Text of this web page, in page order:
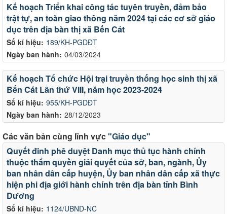
Số kí hiệu: 189/KH-PGDĐT
Ngày ban hành: 04/03/2024
Kế hoạch Triển khai công tác tuyên truyền, đảm bảo
trật tự, an toàn giao thông năm 2024 tại các cơ sở giáo
dục trên địa bàn thị xã Bến Cát
Số kí hiệu: 955/KH-PGDĐT
Ngày ban hành: 28/12/2023
Kế hoạch Tổ chức Hội trại truyền thống học sinh thị xã
Bến Cát Lần thứ VIII, năm học 2023-2024
Các văn bản cùng lĩnh vực"Giáo dục"
Số kí hiệu: 1124/UBND-NC
Quyết đinh phê duyệt Danh mục thủ tục hành chính
thuộc thẩm quyền giải quyết của sở, ban, ngành, Ủy
ban nhân dân cấp huyện, Ủy ban nhân dân cấp xã thực
hiện phi địa giới hành chính trên địa bàn tỉnh Bình
Dương